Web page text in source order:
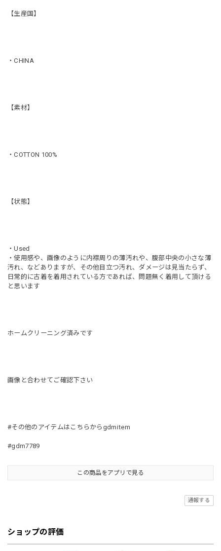
【生産国】
・CHINA
【素材】
・COTTON 100%
【状態】
・Used
・使用感や、画像のように内襟周りの薄汚れや、腹部中央の小さな薄
汚れ、などありますが、その他目立つ汚れ、ダメージは見当たらず、
日常的に古着を着用されている方であれば、問題無く着用して頂ける
と思います
ホームクリーニング済みです
画像と合わせてご確認下さい
#その他のアイテムはこちらからgdmitem
#gdm7789
この商品をアプリで見る
通報する
ショップの評価